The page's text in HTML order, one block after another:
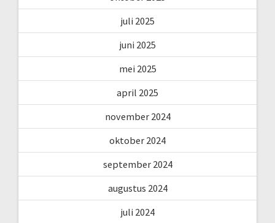
juli 2025
juni 2025
mei 2025
april 2025
november 2024
oktober 2024
september 2024
augustus 2024
juli 2024